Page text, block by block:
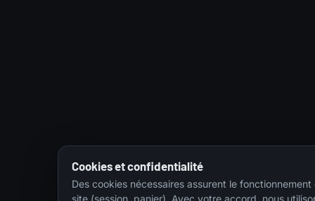
Cookies et confidentialité
Des cookies nécessaires assurent le fonctionnement